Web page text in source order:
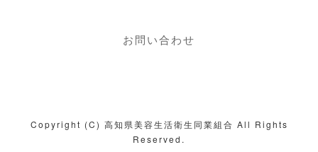
お問い合わせ
Copyright (C) 高知県美容生活衛生同業組合 All Rights
Reserved.